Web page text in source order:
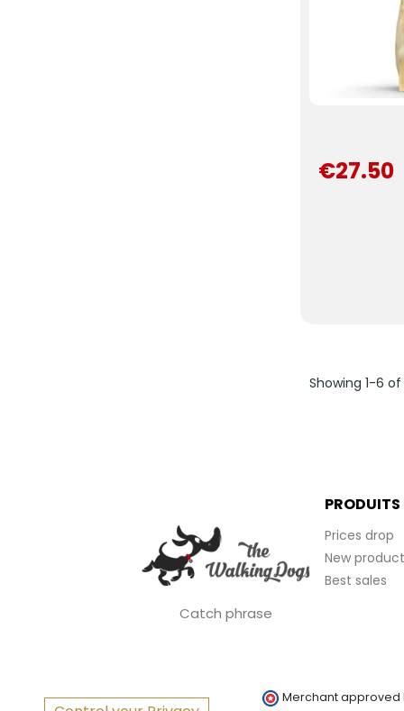
€27.50
Showing 1-6
Catch phrase
PRODUITS
Prices drop
New
Best sales
Merchant approved